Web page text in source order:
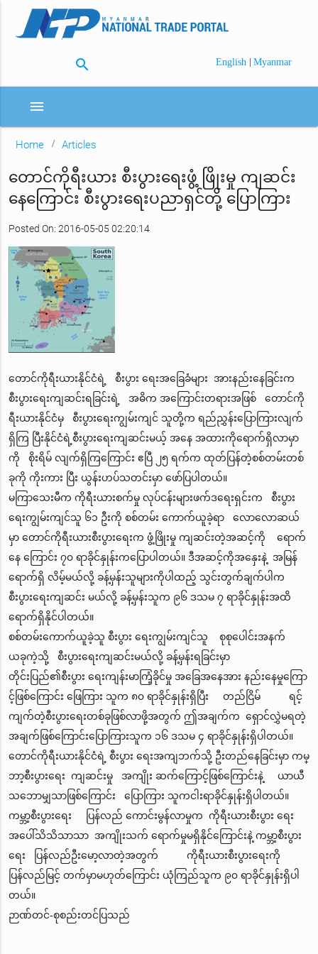
search English | Myanmar
menu
Home Articles
တောင်ကိုရီးယား စီးပွားရေးဖွံ့ ဖြိုးမှု ကျဆင်း
နေကြောင်း စီးပွားရေးပညာရှင်တို့ ပြောကြား
Posted On: 2016-05-05 02:20:14
တောင်ကိုရီးယားနိုင်ငံရဲ့ စီးပွား ရေးအခြေခံများ အားနည်းနေခြင်းက
စီးပွားရေးကျဆင်းရခြင်းရဲ့ အဓိက အကြောင်းတရားအဖြစ် တောင်ကို
ရီးယားနိုင်ငံမှ စီးပွားရေးကျွမ်းကျင် သူတို့က ရည်ညွှန်းပြောကြားလျက်
ရှိကြ ပြီးနိုင်ငံရဲ့စီးပွားရေးကျဆင်းမယ့် အနေ အထားကိုရောက်ရှိလာမှာ
ကို စိုးရိမ် လျက်ရှိကြကြောင်း ဧပြီ ၂၅ ရက်က ထုတ်ပြန်တဲ့စစ်တမ်းတစ်
ခုကို ကိုးကား ပြီး ယွန်းဟပ်သတင်းမှာ ဖော်ပြပါတယ်။
မကြာသေးမီက ကိုရီးယားစက်မှု လုပ်ငန်းများဖက်ဒရေးရှင်းက စီးပွား
ရေးကျွမ်းကျင်သူ ၆၁ ဦးကို စစ်တမ်း ကောက်ယူခဲ့ရာ လောလောဆယ်
မှာ တောင်ကိုရီးယားစီးပွားရေးက ဖွံ့ဖြိုးမှု ကျဆင်းတဲ့အဆင့်ကို ရောက်
နေ ကြောင်း ၇၀ ရာခိုင်နှုန်းကပြောပါတယ်။ ဒီအဆင့်ကိုအနှေးနဲ့ အမြန်
ရောက်ရှိ လိမ့်မယ်လို့ ခန့်မှန်းသူများကိုပါထည့် သွင်းတွက်ချက်ပါက
စီးပွားရေးကျဆင်း မယ်လို့ ခန့်မှန်းသူက ၉၆ ဒသမ ၇ ရာခိုင်နှုန်းအထိ
ရောက်ရှိနိုင်ပါတယ်။
စစ်တမ်းကောက်ယူခဲ့သူ စီးပွား ရေးကျွမ်းကျင်သူ စုစုပေါင်းအနက်
ယခုကဲ့သို့ စီးပွားရေးကျဆင်းမယ်လို့ ခန့်မှန်းရခြင်းမှာ
တိုင်းပြည်၏စီးပွား ရေးကျန်းမာကြံ့ခိုင်မှု အခြေအနေအား နည်းနေမှုကြော
င့်ဖြစ်ကြောင်း ဖြေကြား သူက ၈၀ ရာခိုင်နှုန်းရှိပြီး တည်ငြိမ် ရင့်
ကျက်တဲ့စီးပွားရေးတစ်ခုဖြစ်လာဖို့အတွက် ဤအချက်က ရှောင်လွှဲမရတဲ့
အချက်ဖြစ်ကြောင်းပြောကြားသူက ၁၆ ဒသမ ၄ ရာခိုင်နှုန်းရှိပါတယ်။
တောင်ကိုရီးယားနိုင်ငံရဲ့ စီးပွား ရေးအကျဘက်သို့ ဦးတည်နေခြင်းမှာ ကမ္
ဘာ့စီးပွားရေး ကျဆင်းမှု အကျိုး ဆက်ကြောင့်ဖြစ်ကြောင်းနဲ့ ယာယီ
သဘောမျှသာဖြစ်ကြောင်း ပြောကြား သူကငါးရာခိုင်နှုန်းရှိပါတယ်။
ကမ္ဘာ့စီးပွားရေး ပြန်လည် ကောင်းမွန်လာမှုက ကိုရီးယားစီးပွား ရေး
အပေါ်သိသိသာသာ အကျိုးသက် ရောက်မှုမရှိနိုင်ကြောင်းနဲ့ ကမ္ဘာ့စီးပွား
ရေး ပြန်လည်ဦးမော့လာတဲ့အတွက် ကိုရီးယားစီးပွားရေးကို
ပြန်လည်မြင့် တက်မှာမဟုတ်ကြောင်း ယုံကြည်သူက ၉၀ ရာခိုင်နှုန်းရှိပါ
တယ်။
ဉာဏ်တင်-စုစည်းတင်ပြသည်